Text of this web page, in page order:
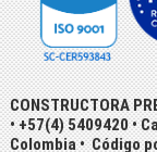
CONSTRUCTORA
• +57(4) 5409420 •
Colombia • Código